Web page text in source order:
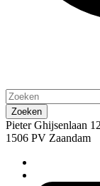
Pieter Ghijsenlaan
1506 PV Zaandam